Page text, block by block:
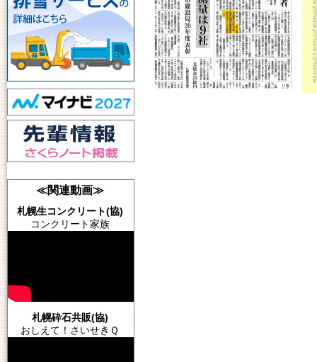
≪関連動画≫
札幌生コンクリート(協)
コンクリート家族
札幌砕石共販(協)
おしえて！さいせきＱ